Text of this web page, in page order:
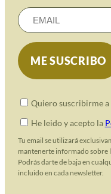
Quiero suscribirme
He leido y acepto la
Tu email se utilizará
mantenerte informado sobre
Podrás darte de baja en
incluido en cada newsletter.